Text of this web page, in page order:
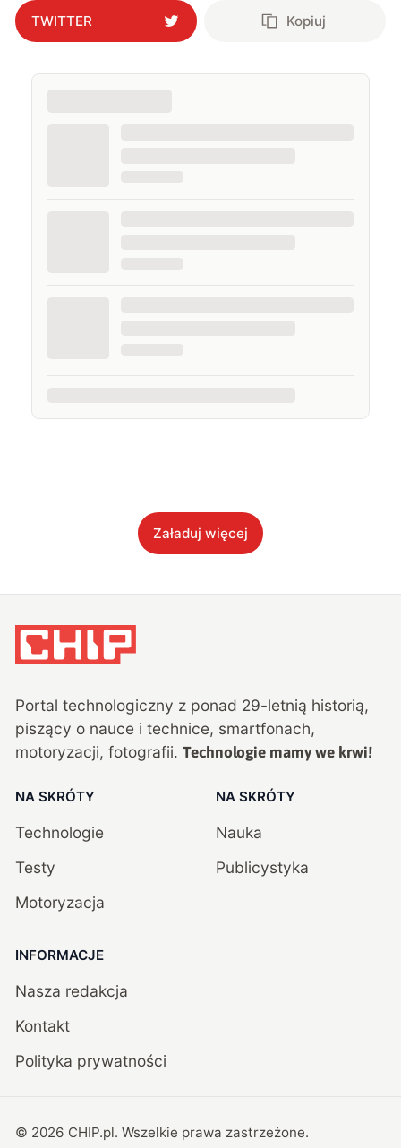
TWITTER Kopiuj
Załaduj więcej
Portal technologiczny z ponad 29-letnią historią,
piszący o nauce i technice, smartfonach,
motoryzacji, fotografii. Technologie mamy we krwi!
NA SKRÓTY
Technologie
Testy
Motoryzacja
NA SKRÓTY
Nauka
Publicystyka
INFORMACJE
Nasza redakcja
Kontakt
Polityka prywatności
© 2026 CHIP.pl. Wszelkie prawa zastrzeżone.